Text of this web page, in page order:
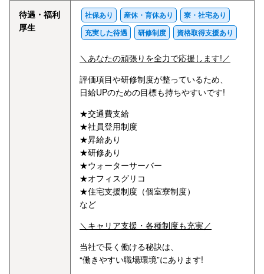
待遇・福利
厚生
社保あり 産休・育休あり
寮・社宅あり
充実した待遇
研修制度 資格取得支援あり
＼あなたの頑張りを全力で応援します!／
評価項目や研修制度が整っているため、
日給UPのための目標も持ちやすいです!
★交通費支給
★社員登用制度
★昇給あり
★研修あり
★ウォーターサーバー
★オフィスグリコ
★住宅支援制度（個室寮制度）
など
＼キャリア支援・各種制度も充実／
当社で長く働ける秘訣は、
“働きやすい職場環境”にあります!